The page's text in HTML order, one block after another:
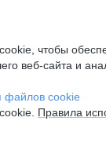
чтобы
веб-сайта и
файлов cookie
Правила